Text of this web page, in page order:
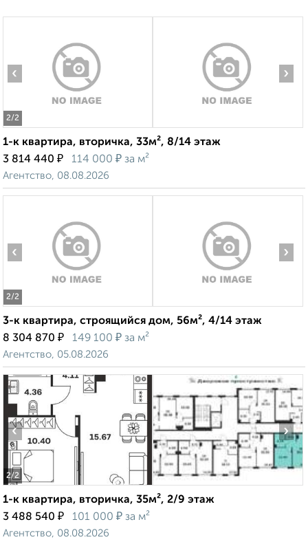
2/2
‹ ›
1-к квартира, вторичка, 33м², 8/14 этаж
3 814 440 ₽ 114 000 ₽ за м²
Агентство, 08.08.2026
2/2
‹ ›
3-к квартира, строящийся дом, 56м², 4/14 этаж
8 304 870 ₽ 149 100 ₽ за м²
Агентство, 05.08.2026
2/2
‹ ›
1-к квартира, вторичка, 35м², 2/9 этаж
3 488 540 ₽ 101 000 ₽ за м²
Агентство, 08.08.2026